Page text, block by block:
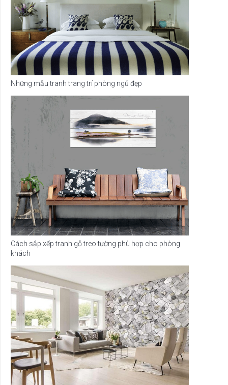
Những mẫu tranh trang trí phòng ngủ đẹp
Cách sắp xếp tranh gỗ treo tường phù hợp cho phòng
khách